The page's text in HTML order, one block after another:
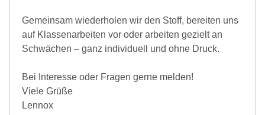
Gemeinsam wiederholen wir den Stoff, bereiten uns
auf Klassenarbeiten vor oder arbeiten gezielt an
Schwächen – ganz individuell und ohne Druck.
Bei Interesse oder Fragen gerne melden!
Viele Grüße
Lennox